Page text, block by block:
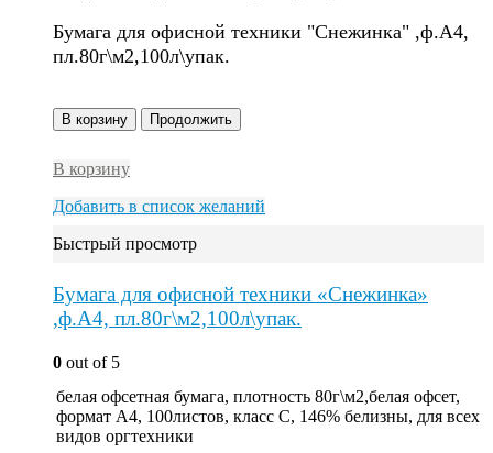
Бумага для офисной техники "Снежинка" ,ф.А4,
пл.80г\м2,100л\упак.
В корзину Продолжить
В корзину
Добавить в список желаний
Быстрый просмотр
Бумага для офисной техники «Снежинка»
,ф.А4, пл.80г\м2,100л\упак.
0 out of 5
белая офсетная бумага, плотность 80г\м2,белая офсет,
формат А4, 100листов, класс С, 146% белизны, для всех
видов оргтехники